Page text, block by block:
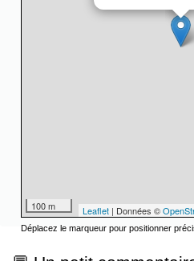
100 m Leaflet | Données ©
Déplacez le marqueur pour positionner